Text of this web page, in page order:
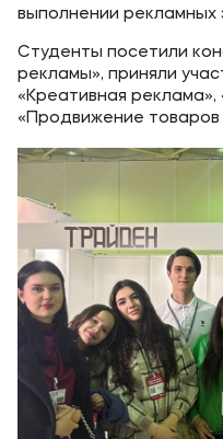
выполнении рекламных
Студенты посетили
рекламы», приняли
«Креативная
«Продвижение товаров